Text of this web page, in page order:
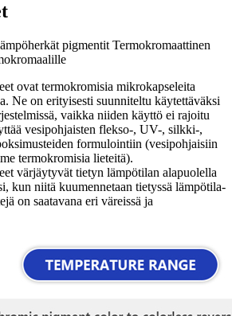
pigmentit Termokromaattinen
ovat termokromisia mikrokapseleita
Ne on erityisesti suunniteltu käytettäväksi
vaikka niiden käyttö ei rajoitu
vesipohjaisten flekso-, UV-, silkki-,
formulointiin (vesipohjaisiin
termokromisia lieteitä).
värjäytyvät tietyn lämpötilan alapuolella
kun niitä kuumennetaan tietyssä lämpötila-
on saatavana eri väreissä ja